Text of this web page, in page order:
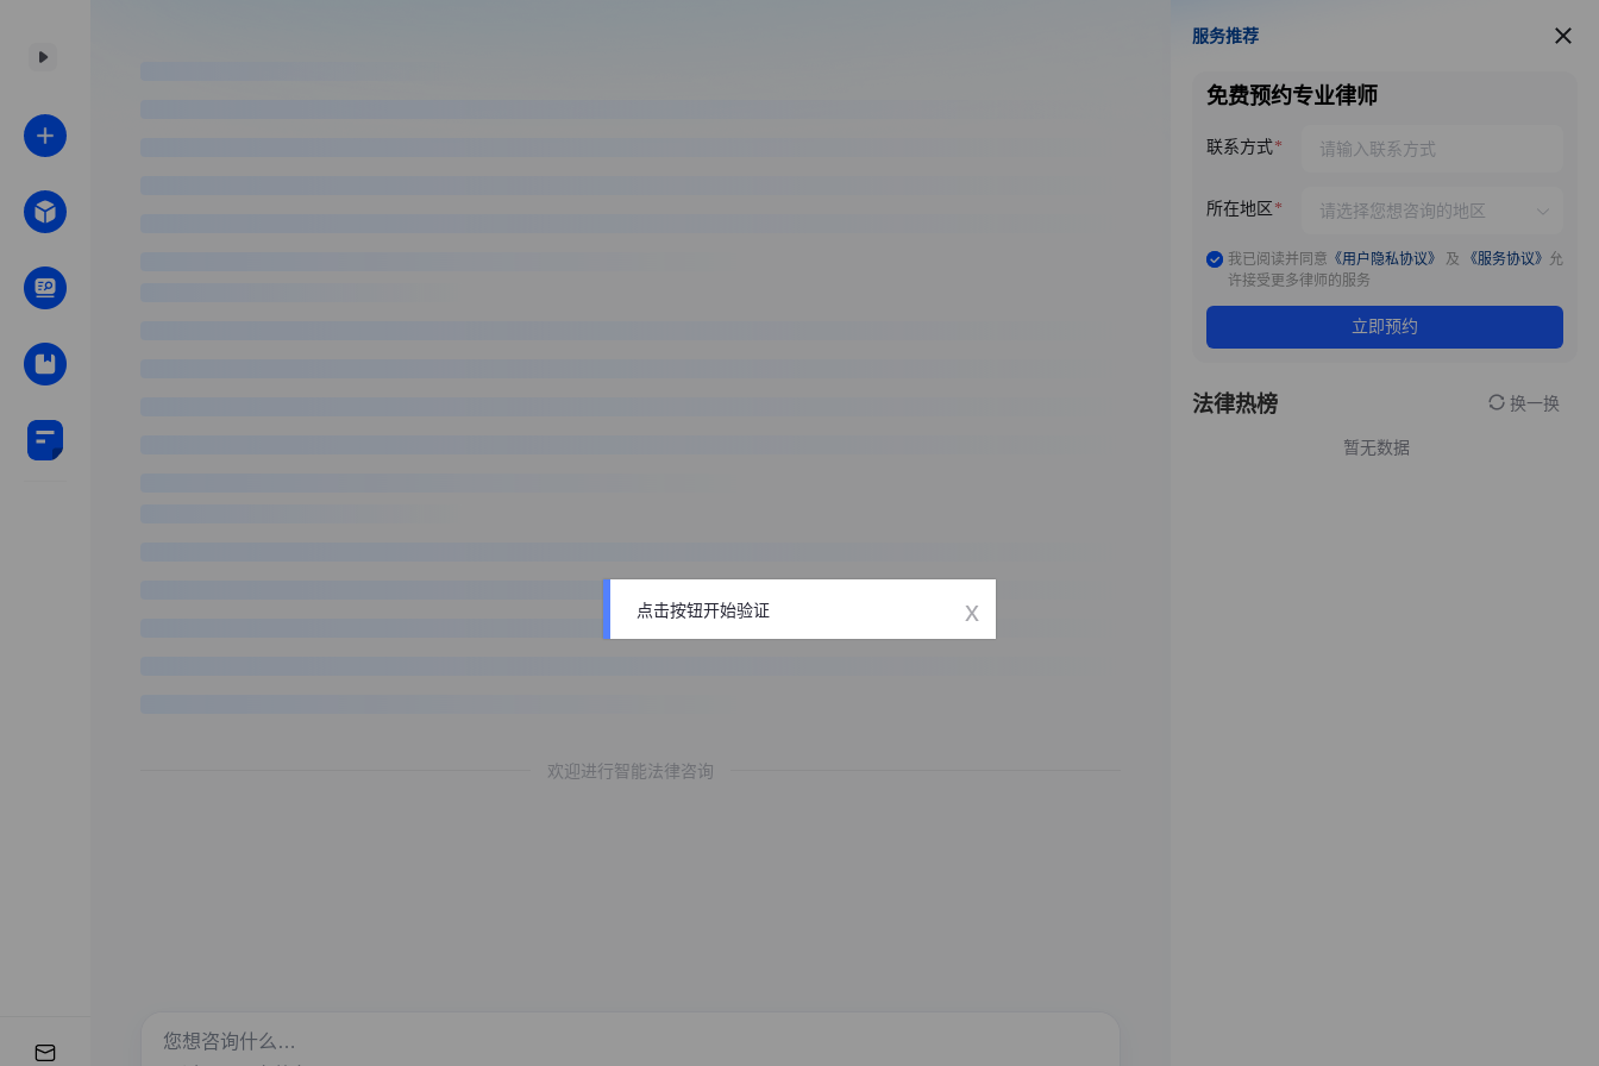
欢迎进行智能法律咨询
服务推荐
服务推荐
免费预约专业律师
联系方式
所在地区
我已阅读并同意 《用户隐私协议》 及 《服务协议》 允
许接受更多律师的服务
立即预约
法律热榜 换一换
暂无数据
点击按钮开始验证 x